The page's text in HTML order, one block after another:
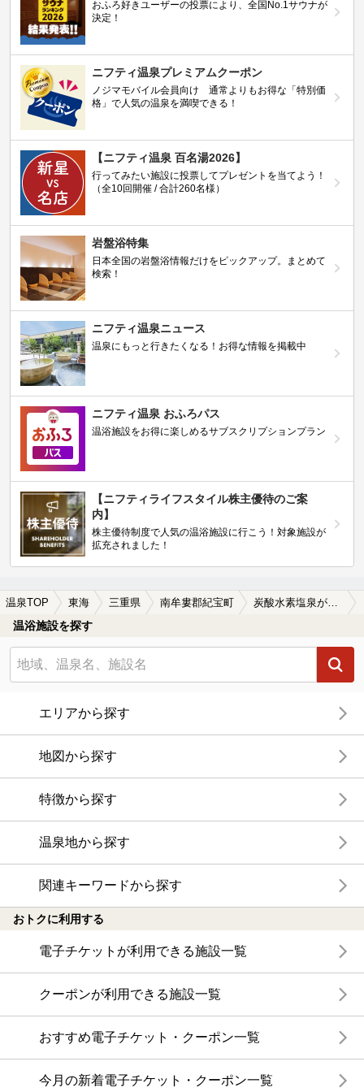
おふろ好きユーザーの投票により、全国No.1サウナが
決定！
ニフティ温泉プレミアムクーポン
ノジマモバイル会員向け 通常よりもお得な「特別価
格」で人気の温泉を満喫できる！
【ニフティ温泉 百名湯2026】
行ってみたい施設に投票してプレゼントを当てよう！
（全10回開催 / 合計260名様）
岩盤浴特集
日本全国の岩盤浴情報だけをピックアップ。まとめて
検索！
ニフティ温泉ニュース
温泉にもっと行きたくなる！お得な情報を掲載中
ニフティ温泉 おふろパス
温浴施設をお得に楽しめるサブスクリプションプラン
【ニフティライフスタイル株主優待のご案
内】
株主優待制度で人気の温浴施設に行こう！対象施設が
拡充されました！
温泉TOP 東海 三重県 南牟婁郡紀宝町 炭酸水素塩泉が楽しめる南牟婁郡紀宝町の温泉、日帰り温泉、スーパー銭湯おすすめ
温浴施設を探す
エリアから探す
地図から探す
特徴から探す
温泉地から探す
関連キーワードから探す
おトクに利用する
電子チケットが利用できる施設一覧
クーポンが利用できる施設一覧
おすすめ電子チケット・クーポン一覧
今月の新着電子チケット・クーポン一覧